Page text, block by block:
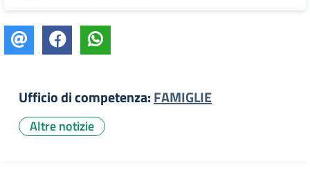
Ufficio di competenza:FAMIGLIE
Altre notizie